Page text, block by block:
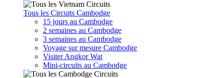
Tous les Circuits Cambodge
15 jours au Cambodge
2 semaines au Cambodge
3 semaines au Cambodge
Voyage sur mesure Cambodge
Visiter Angkor Wat
Mini-circuits au Cambodge